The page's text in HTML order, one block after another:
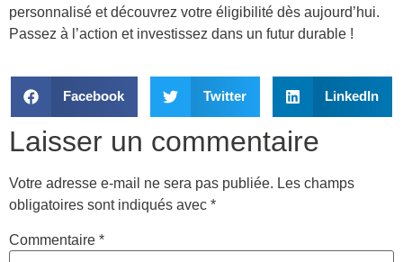
personnalisé et découvrez votre éligibilité dès aujourd’hui.
Passez à l’action et investissez dans un futur durable !
Facebook Twitter LinkedIn
Laisser un commentaire
Votre adresse e-mail ne sera pas publiée. Les champs
obligatoires sont indiqués avec *
Commentaire *